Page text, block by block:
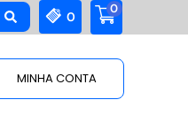
0
0
MINHA CONTA